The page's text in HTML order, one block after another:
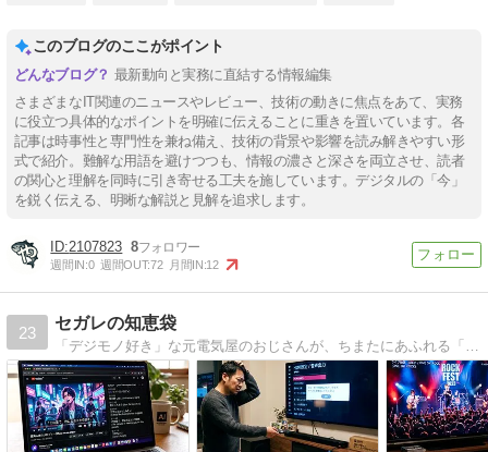
このブログのここがポイント
最新動向と実務に直結する情報編集
さまざまなIT関連のニュースやレビュー、技術の動きに焦点をあて、実務
に役立つ具体的なポイントを明確に伝えることに重きを置いています。各
記事は時事性と専門性を兼ね備え、技術の背景や影響を読み解きやすい形
式で紹介。難解な用語を避けつつも、情報の濃さと深さを両立させ、読者
の関心と理解を同時に引き寄せる工夫を施しています。デジタルの「今」
を鋭く伝える、明晰な解説と見解を追求します。
2107823 8
週間IN:0 週間OUT:72 月間IN:12
23
セガレの知恵袋